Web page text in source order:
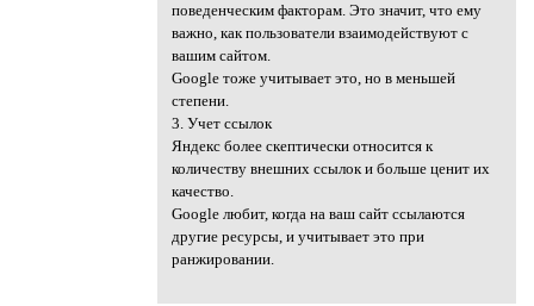
поведенческим факторам. Это значит, что ему
важно, как пользователи взаимодействуют с
вашим сайтом.
Google тоже учитывает это, но в меньшей
степени.
3. Учет ссылок
Яндекс более скептически относится к
количеству внешних ссылок и больше ценит их
качество.
Google любит, когда на ваш сайт ссылаются
другие ресурсы, и учитывает это при
ранжировании.